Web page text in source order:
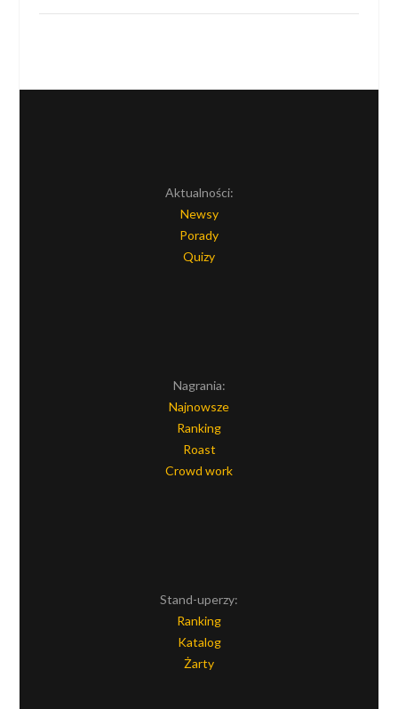
Aktualności:
Newsy
Porady
Quizy
Nagrania:
Najnowsze
Ranking
Roast
Crowd work
Stand-uperzy:
Ranking
Katalog
Żarty